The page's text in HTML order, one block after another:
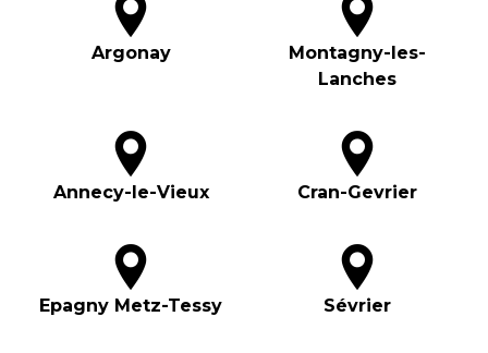
Argonay
Montagny-les-
Lanches
Annecy-le-Vieux Cran-Gevrier
Epagny Metz-Tessy Sévrier